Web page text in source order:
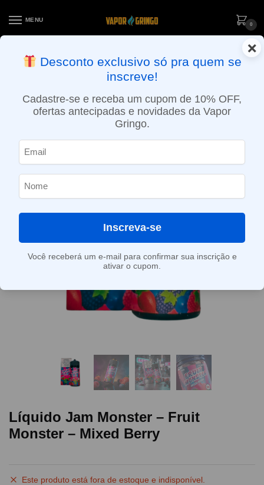
MENU
0
ENTREGA NO MESMO DIA EM SÃO PAULO (SEG A SEX): PEDIDOS
APROVADOS ATÉ 15:30 VIA MOTOBOY
Líquido Jam Monster – Fruit
Monster – Mixed Berry
Este produto está fora de estoque e indisponível.
×
Desconto exclusivo só pra quem se
inscreve!
Cadastre-se e receba um cupom de 10% OFF,
ofertas antecipadas e novidades da Vapor
Gringo.
Inscreva-se
Você receberá um e-mail para confirmar sua inscrição e
ativar o cupom.